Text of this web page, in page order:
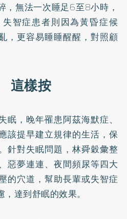
，無法一次睡足6至8小時，
智症患者則因為黃昏症候
，更容易睡睡醒醒，對照顧
這樣按
眠，晚年罹患阿茲海默症、
該提早建立規律的生活，保
針對失眠問題，林舜穀彙整
惡夢連連、夜間頻尿等四大
的穴道，幫助長輩或失智症
達到舒眠的效果。